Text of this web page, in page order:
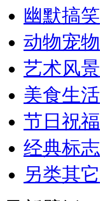
幽默搞笑
动物宠物
艺术风景
美食生活
节日祝福
经典标志
另类其它